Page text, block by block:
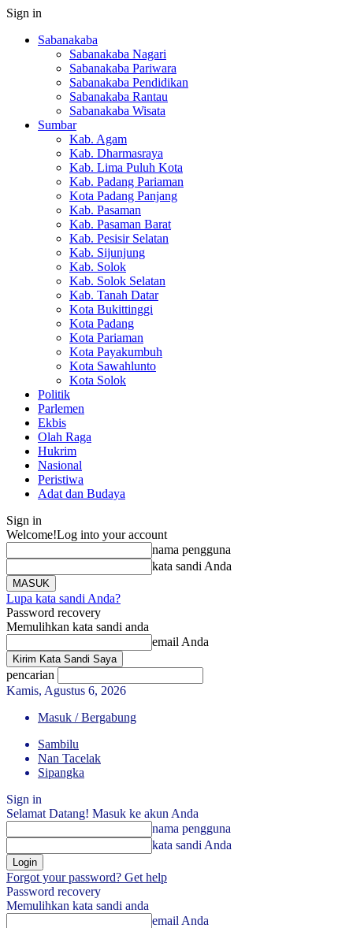
Sign in
Sabanakaba
Sabanakaba Nagari
Sabanakaba Pariwara
Sabanakaba Pendidikan
Sabanakaba Rantau
Sabanakaba Wisata
Sumbar
Kab. Agam
Kab. Dharmasraya
Kab. Lima Puluh Kota
Kab. Padang Pariaman
Kota Padang Panjang
Kab. Pasaman
Kab. Pasaman Barat
Kab. Pesisir Selatan
Kab. Sijunjung
Kab. Solok
Kab. Solok Selatan
Kab. Tanah Datar
Kota Bukittinggi
Kota Padang
Kota Pariaman
Kota Payakumbuh
Kota Sawahlunto
Kota Solok
Politik
Parlemen
Ekbis
Olah Raga
Hukrim
Nasional
Peristiwa
Adat dan Budaya
Sign in
Welcome!Log into your account
nama pengguna
kata sandi Anda
Lupa kata sandi Anda?
Password recovery
Memulihkan kata sandi anda
email Anda
pencarian
Kamis, Agustus 6, 2026
Masuk / Bergabung
Sambilu
Nan Tacelak
Sipangka
Sign in
Selamat Datang! Masuk ke akun Anda
nama pengguna
kata sandi Anda
Forgot your password? Get help
Password recovery
Memulihkan kata sandi anda
email Anda